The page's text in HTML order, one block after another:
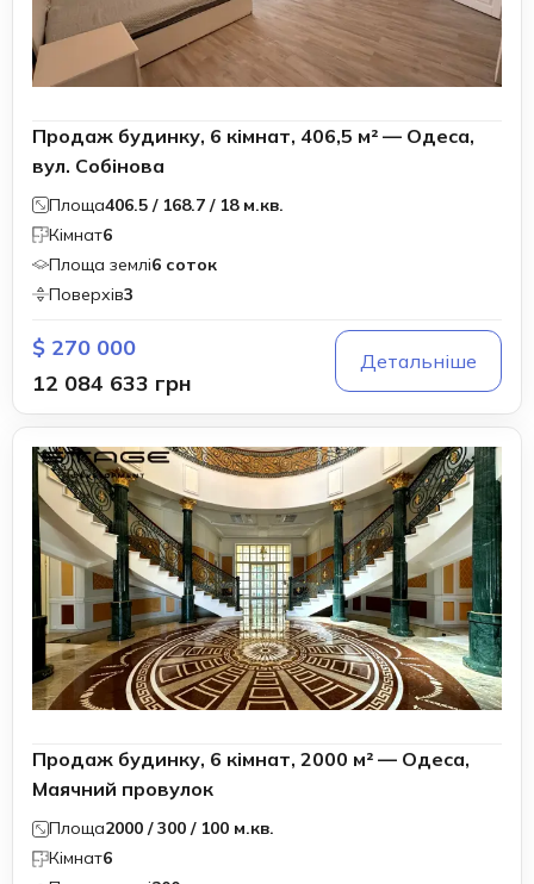
Продаж будинку, 6 кімнат, 406,5 м² — Одеса,
вул. Собінова
Площа406.5 / 168.7 / 18 м.кв.
Кімнат6
Площа землі6 соток
Поверхів3
$ 270 000
12 084 633 грн
Детальніше
Продаж будинку, 6 кімнат, 2000 м² — Одеса,
Маячний провулок
Площа2000 / 300 / 100 м.кв.
Кімнат6